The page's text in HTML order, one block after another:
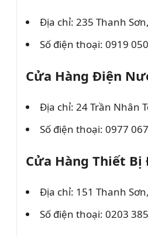
Địa chỉ: 235 Thanh
Số điện thoại: 0919
Cửa Hàng Điện
Địa chỉ: 24 Trần Nhân
Số điện thoại: 0977
Cửa Hàng Thiết Bị
Địa chỉ: 151 Thanh
Số điện thoại: 0203